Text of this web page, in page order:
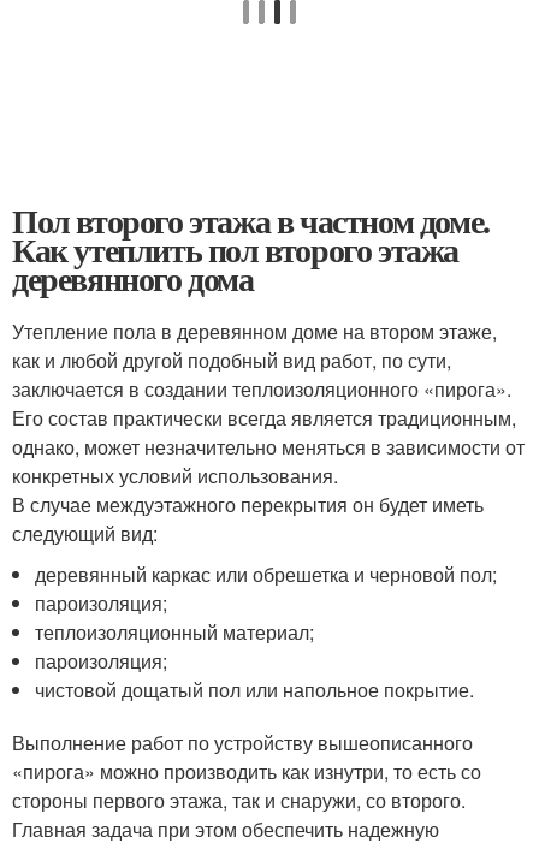
Пол второго этажа в частном доме.
Как утеплить пол второго этажа
деревянного дома
Утепление пола в деревянном доме на втором этаже,
как и любой другой подобный вид работ, по сути,
заключается в создании теплоизоляционного «пирога».
Его состав практически всегда является традиционным,
однако, может незначительно меняться в зависимости от
конкретных условий использования.
В случае междуэтажного перекрытия он будет иметь
следующий вид:
деревянный каркас или обрешетка и черновой пол;
пароизоляция;
теплоизоляционный материал;
пароизоляция;
чистовой дощатый пол или напольное покрытие.
Выполнение работ по устройству вышеописанного
«пирога» можно производить как изнутри, то есть со
стороны первого этажа, так и снаружи, со второго.
Главная задача при этом обеспечить надежную